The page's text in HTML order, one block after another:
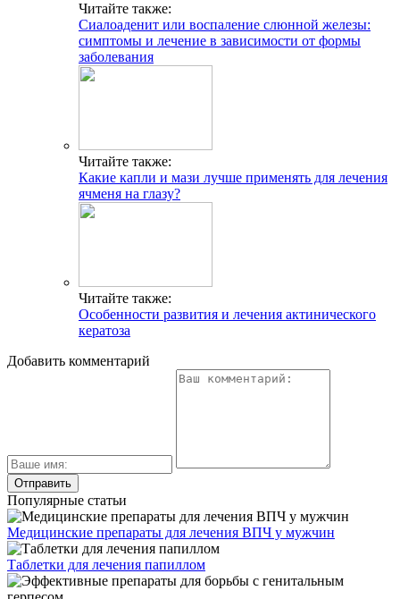
Читайте также:
Сиалоаденит или воспаление слюнной железы:
симптомы и лечение в зависимости от формы
заболевания
Читайте также:
Какие капли и мази лучше применять для лечения
ячменя на глазу?
Читайте также:
Особенности развития и лечения актинического
кератоза
Добавить комментарий
Популярные статьи
Медицинские препараты для лечения ВПЧ у мужчин
Таблетки для лечения папиллом